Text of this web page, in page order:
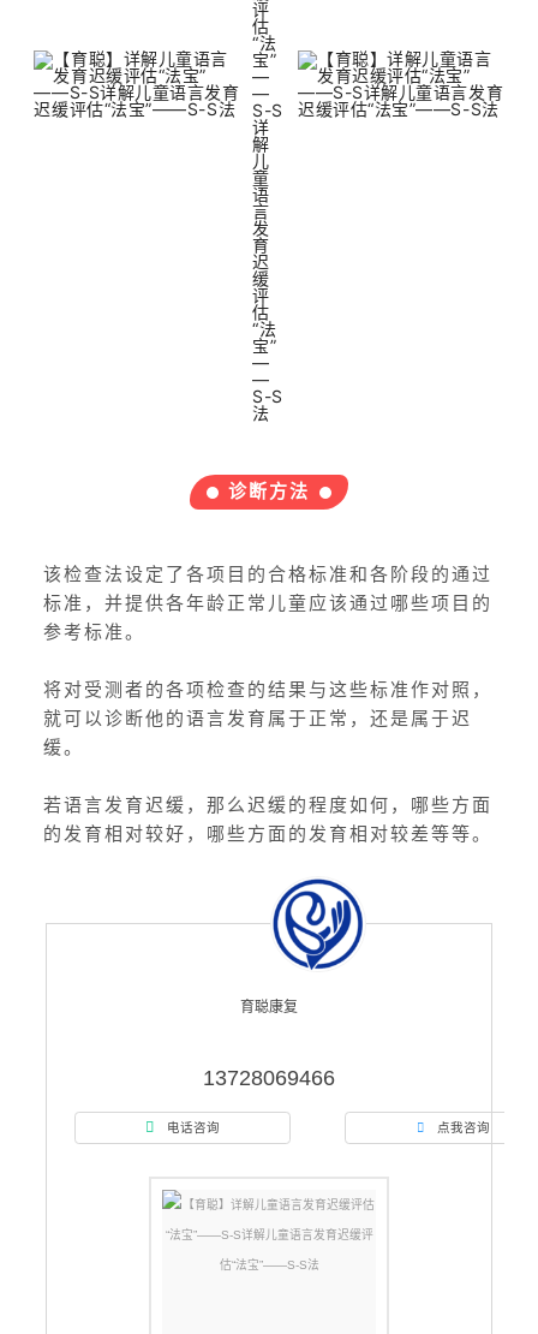
诊断方法
该检查法设定了各项目的合格标准和各阶段的通过
标准，并提供各年龄正常儿童应该通过哪些项目的
参考标准。
将对受测者的各项检查的结果与这些标准作对照，
就可以诊断他的语言发育属于正常，还是属于迟
缓。
若语言发育迟缓，那么迟缓的程度如何，哪些方面
的发育相对较好，哪些方面的发育相对较差等等。
育聪康复
13728069466
 电话咨询  点我咨询